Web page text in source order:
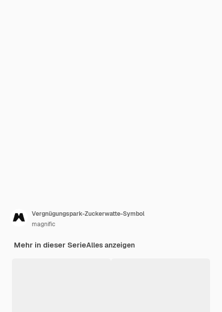
Vergnügungspark-Zuckerwatte-Symbol
magnific
Mehr in dieser SerieAlles anzeigen